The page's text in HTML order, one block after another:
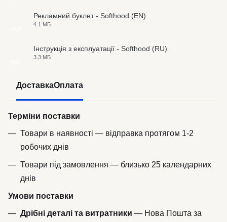
Рекламний буклет - Softhood (EN)
4.1 МБ
Інструкція з експлуатації - Softhood (RU)
3.3 МБ
ДоставкаОплата
Терміни поставки
Товари в наявності — відправка протягом 1-2
робочих днів
Товари під замовлення — близько 25 календарних
днів
Умови поставки
Дрібні деталі та витратники — Нова Пошта за